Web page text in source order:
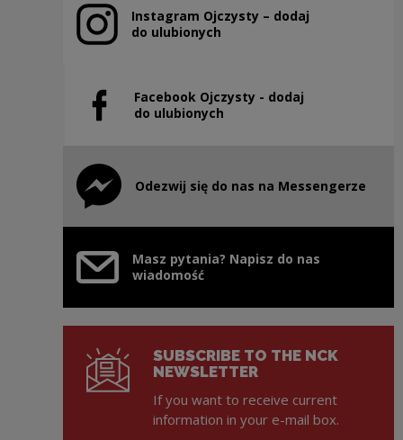
Instagram Ojczysty – dodaj
do ulubionych
Note, the link will open in a new window
Facebook Ojczysty - dodaj
do ulubionych
Note, the link will open in a new window
Odezwij się do nas na Messengerze
Note, the link will open in a new window
Masz pytania? Napisz do nas
wiadomość
SUBSCRIBE TO THE NCK
NEWSLETTER
If you want to receive current
information in your e-mail box.